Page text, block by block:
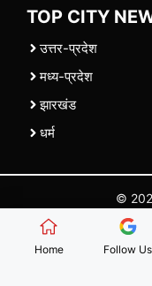
TOP CITY
उत्तर-प्रदेश
मध्य-प्रदेश
झारखंड
धर्म
©
| |
Home Follow Us